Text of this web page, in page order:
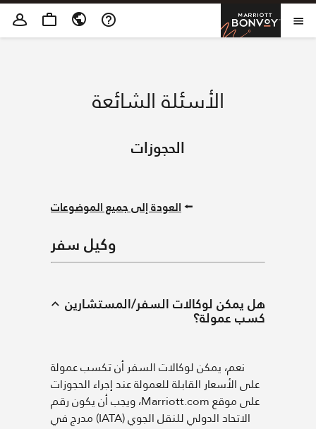
Marriott
الأسئلة الشائعة
العودة إلى جميع الموضوعات
لوكالات السفر/المستشارين
عمولة؟
نعم، يمكن لوكالات السفر أن تكسب عمولة
الأسعار القابلة للعمولة عند إجراء الحجوزات
على موقع Marriott.com، ويجب أن يكون رقم
الاتحاد الدولي للنقل الجوي (IATA) مدرج في